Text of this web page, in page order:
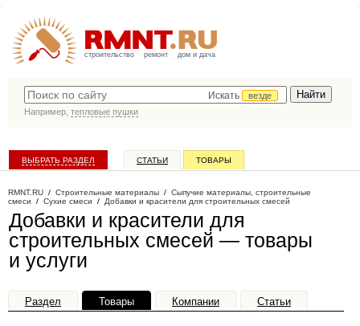
строительство ремонт дом и дача
Искать
везде
Например, тепловые пушки
ВЫБРАТЬ РАЗДЕЛ СТАТЬИ ТОВАРЫ
RMNT.RU / Строительные материалы / Сыпучие материалы, строительные
смеси / Сухие смеси / Добавки и красители для строительных смесей
Добавки и красители для
строительных смесей — товары
и услуги
Раздел Товары Компании Статьи